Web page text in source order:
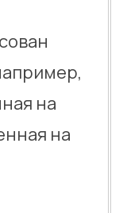
на
на